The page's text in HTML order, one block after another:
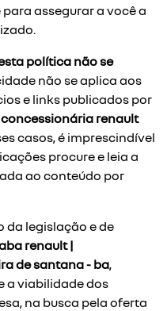
assegurar a você a
política não se
não se aplica aos
e links publicados por
renault
casos, é imprescindível
procure e leia a
ao conteúdo por
da legislação e de
renault |
de santana - ba,
a viabilidade dos
na busca pela oferta